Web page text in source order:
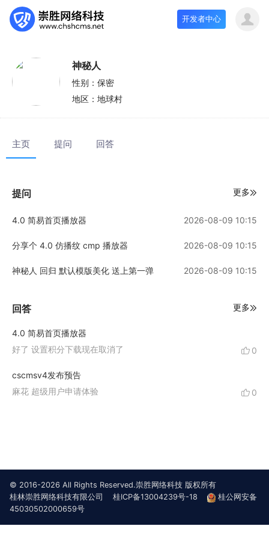
开发者中心
神秘人
性别： 保密
地区： 地球村
主页 提问 回答
提问 更多
4.0 简易首页播放器 2026-08-09 10:15
分享个 4.0 仿播纹 cmp 播放器 2026-08-09 10:15
神秘人 回归 默认模版美化 送上第一弹 2026-08-09 10:15
回答 更多
4.0 简易首页播放器
好了 设置积分下载现在取消了
0
cscmsv4发布预告
麻花 超级用户申请体验
0
© 2016-2026 All Rights Reserved.崇胜网络科技 版权所有
桂林崇胜网络科技有限公司
桂ICP备13004239号-18
桂公网安备
45030502000659号